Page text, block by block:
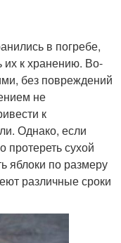
в погребе,
их к хранению. Во-
без повреждений
не
к
Однако, если
протереть сухой
яблоки по размеру
различные сроки